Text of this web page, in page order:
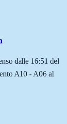
dalle 16:51 del
A10 - A06 al